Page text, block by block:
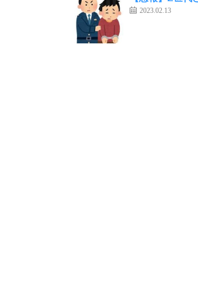
2023.02.13